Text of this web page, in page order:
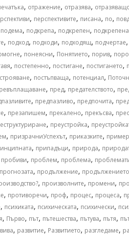
, отражение, отразява,
, перспективите, писана, по,
подема, подкрепа, подкрепен, подкрепена
, подход, подходи, подходящ, подчертае,
, понеясни, Понятието, порив,
, постепенно, постигане, постигането,
, постъпваща, потенциал,
, пред, предателството,
, предпазливо, предпочита,
, презапишем, прекалено, прекъсва,
, преустройка,
, призрачниУспехът, приказките, пример
, припадъци, природа,
пробиви, проблем, проблема,
прогнозата, продължение, продължението
, произволните, промени,
, противоречи, проф, процес, процеса,
, психиката, психическата, психически,
, Първо, път, пътешества, пътува, пътя,
, развитие, Развитието, разгледаме,